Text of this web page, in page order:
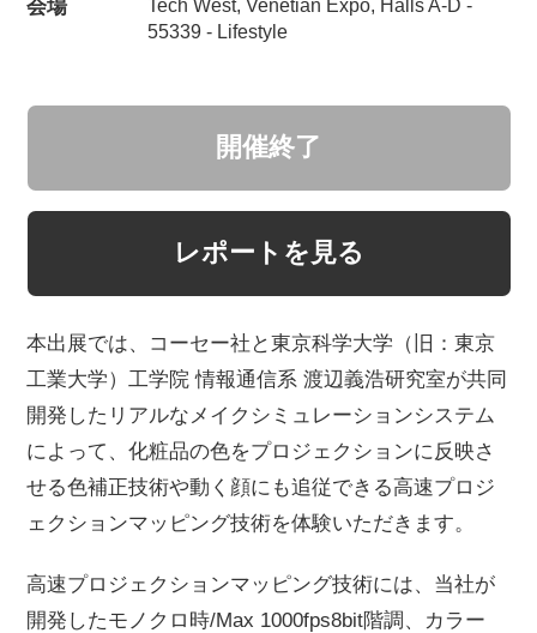
会場
Tech West, Venetian Expo, Halls A-D -
55339 - Lifestyle
開催終了
レポートを見る
本出展では、コーセー社と東京科学大学（旧：東京
工業大学）工学院 情報通信系 渡辺義浩研究室が共同
開発したリアルなメイクシミュレーションシステム
によって、化粧品の色をプロジェクションに反映さ
せる色補正技術や動く顔にも追従できる高速プロジ
ェクションマッピング技術を体験いただきます。
高速プロジェクションマッピング技術には、当社が
開発したモノクロ時/Max 1000fps8bit階調、カラー